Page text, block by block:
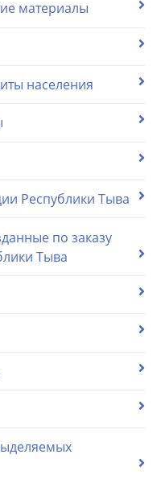
материалы
населения
Республики Тыва
по заказу
Тыва